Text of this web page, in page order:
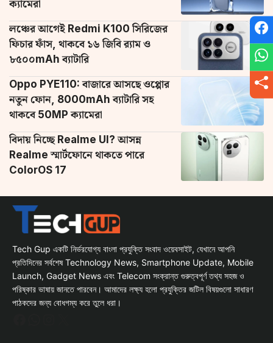
ক্যামেরা
লঞ্চের আগেই Redmi K100 সিরিজের
ফিচার ফাঁস, থাকবে ১৬ জিবি র‌্যাম ও
৮৫০০mAh ব্যাটারি
Oppo PYE110: বাজারে আসছে ওপ্পোর
নতুন ফোন, 8000mAh ব্যাটারি সহ
থাকবে 50MP ক্যামেরা
বিদায় নিচ্ছে Realme UI? আসন্ন
Realme স্মার্টফোনে থাকতে পারে
ColorOS 17
Tech Gup একটি নির্ভরযোগ্য বাংলা প্রযুক্তি সংবাদ ওয়েবসাইট, যেখানে আপনি
প্রতিদিনের সর্বশেষ Technology News, Smartphone Update, Mobile
Launch, Gadget News এবং Telecom সংক্রান্ত গুরুত্বপূর্ণ তথ্য সহজ ও
পরিষ্কার ভাষায় জানতে পারবেন। আমাদের লক্ষ্য হলো প্রযুক্তির জটিল বিষয়গুলো সাধারণ
পাঠকদের জন্য বোধগম্য করে তুলে ধরা।